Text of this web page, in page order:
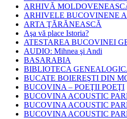
ARHIVĂ
ARHIVELE BUCOVINENE
ARTA ŢĂRĂNEASCĂ
Aşa vă place Istoria?
ATESTAREA BUCOVINEI
AUDIO: Mihnea şi Andi
BASARABIA
BIBLIOTECA
BUCATE BOIEREŞTI DIN
BUCOVINA – POEŢII POEŢI
BUCOVINA ACOUSTIC
BUCOVINA ACOUSTIC
BUCOVINA ACOUSTIC